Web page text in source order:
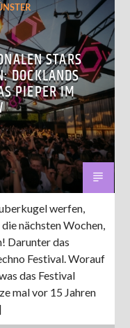
STARS
DOCKLANDS
PIEPER IM
werfen,
nächsten Wochen,
Darunter das
Festival. Worauf
das Festival
mal vor 15 Jahren